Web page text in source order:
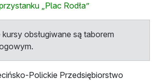
„Plac Rodła”
obsługiwane są taborem
Polickie Przedsiębiorstwo